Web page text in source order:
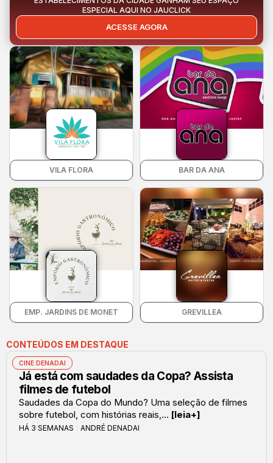
VILA FLORA BAR DA ANA
EMP. JARDINS DE MONET GREVILLEA
ESPECIAL AQUI NO JAUCLICK
ACESSE AGORA
CONTEÚDOS EM DESTAQUE
CINE DENADAI
Já está com saudades da Copa? Assista
filmes de futebol
Saudades da Copa do Mundo? Uma seleção de filmes
sobre futebol, com histórias reais,... [leia+]
HÁ 3 SEMANAS ANDRÉ DENADAI